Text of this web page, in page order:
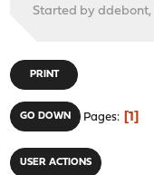
Started by ddebont,
PRINT
GO DOWN Pages 1
USER ACTIONS